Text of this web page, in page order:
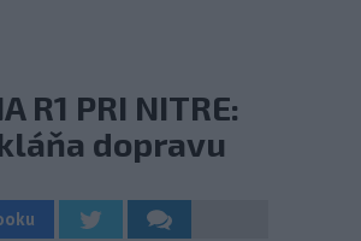
R1 PRI NITRE:
dopravu